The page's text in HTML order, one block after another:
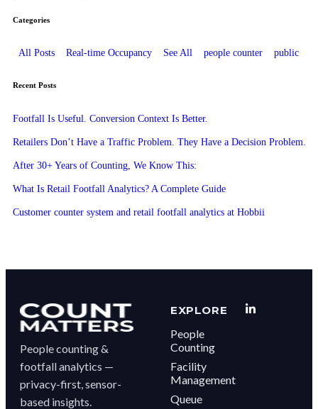
Categories
All Posts Real-time Occupancy See All people counter public
Recent Posts
Footfall Is Useful. Conversion Context Is Better.
Retailers Don’t Have a Traffic Problem. They Have a Decision Problem.
After 30+ Years of Counting, We Know This:
What Is Retail Footfall Analytics? A Complete Guide
Customer counter system and retail footfall analytics at Hobbii
People counting &
footfall analytics —
privacy-first, sensor-
based insights.
EXPLORE
People
Counting
Facility
Management
Queue